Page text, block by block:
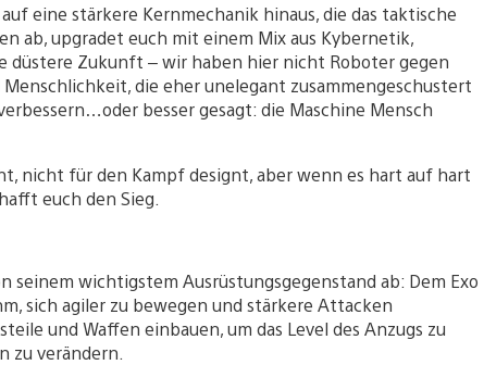
eine stärkere Kernmechanik hinaus, die das taktische
ab, upgradet euch mit einem Mix aus Kybernetik,
düstere Zukunft – wir haben hier nicht Roboter gegen
die eher unelegant zusammengeschustert
besser gesagt: die Maschine Mensch
nicht für den Kampf designt, aber wenn es hart auf hart
euch den Sieg.
seinem wichtigstem Ausrüstungsgegenstand ab: Dem Exo
sich agiler zu bewegen und stärkere Attacken
und Waffen einbauen, um das Level des Anzugs zu
zu verändern.